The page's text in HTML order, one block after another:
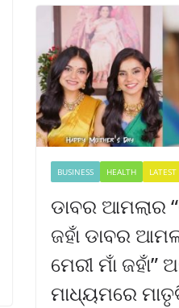
BUSINESS HEALTH LATEST
ଡାବର ଆମଲାର
ଜହାଁ ଡାବର
ମେରୀ ମାଁ ଜହାଁ”
ମାଧ୍ୟମରେ